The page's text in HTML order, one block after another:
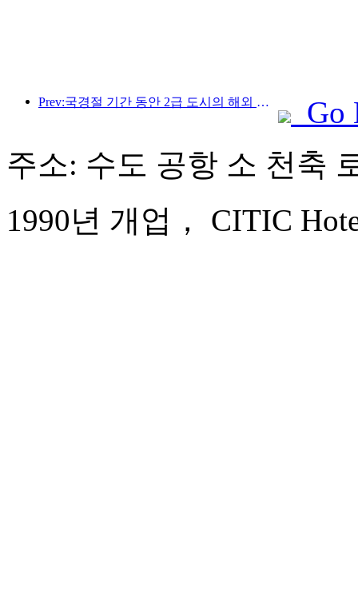
Prev:국경절 기간 동안 2급 도시의 해외 여행 및 와인 주문이 전년 동기 대비 70% 증가했습니다.
Go
주소: 수도 공항 소 천축
1990년 개업， CITIC